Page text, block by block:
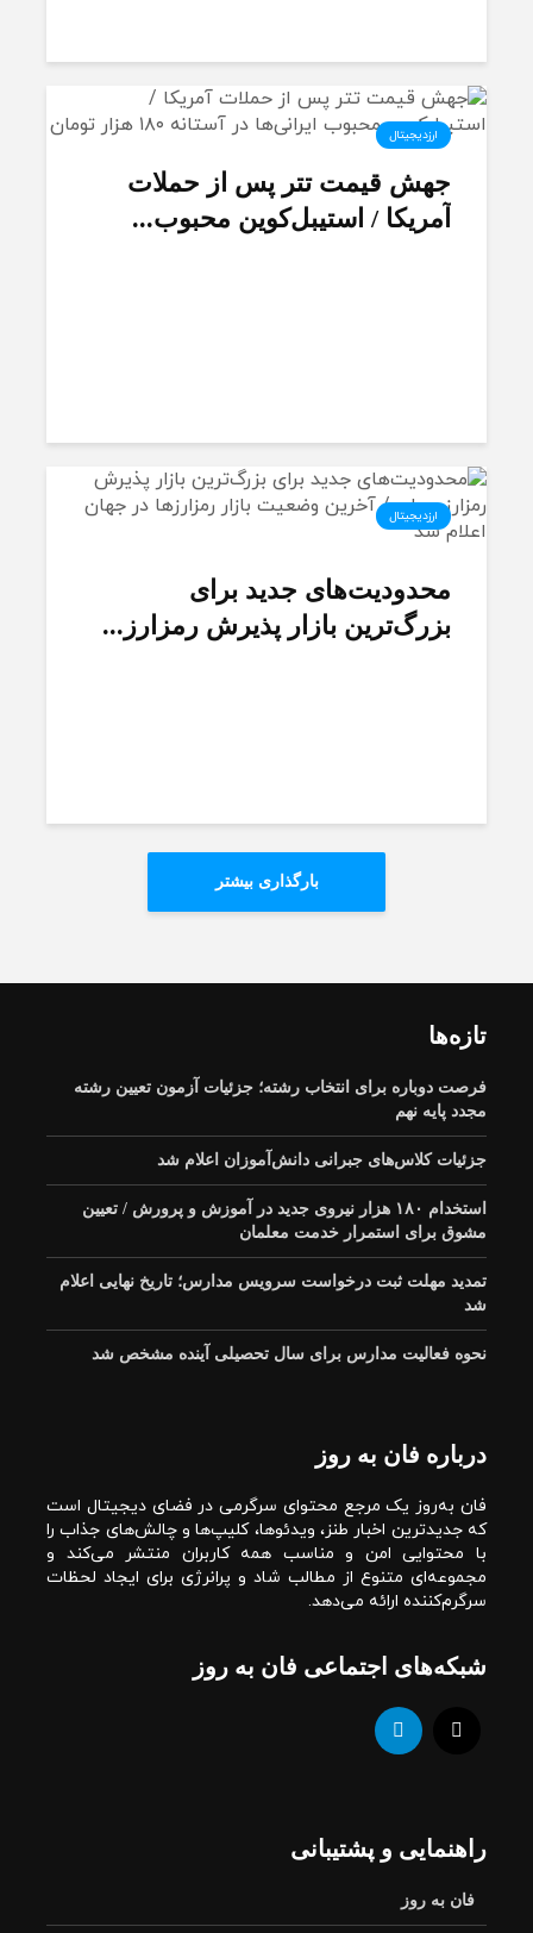
ارزدیجیتال
جهش قیمت تتر پس از حملات
آمریکا / استیبل‌کوین محبوب...
ارزدیجیتال
محدودیت‌های جدید برای
بزرگ‌ترین بازار پذیرش رمزارز...
بارگذاری بیشتر
تازه‌ها
فرصت دوباره برای انتخاب رشته؛ جزئیات آزمون تعیین رشته
مجدد پایه نهم
جزئیات کلاس‌های جبرانی دانش‌آموزان اعلام شد
استخدام ۱۸۰ هزار نیروی جدید در آموزش‌ و پرورش / تعیین
مشوق برای استمرار خدمت معلمان
تمدید مهلت ثبت درخواست سرویس مدارس؛ تاریخ نهایی اعلام
شد
نحوه فعالیت مدارس برای سال تحصیلی آینده مشخص شد
درباره فان به روز
فان به‌روز یک مرجع محتوای سرگرمی در فضای دیجیتال است
که جدیدترین اخبار طنز، ویدئوها، کلیپ‌ها و چالش‌های جذاب را
با محتوایی امن و مناسب همه کاربران منتشر می‌کند و
مجموعه‌ای متنوع از مطالب شاد و پرانرژی برای ایجاد لحظات
سرگرم‌کننده ارائه می‌دهد.
شبکه‌های اجتماعی فان به روز
راهنمایی و پشتیبانی
فان به روز